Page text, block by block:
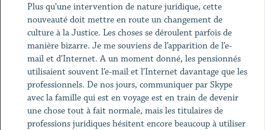
Plus qu’une intervention de nature juridique, cette
nouveauté doit mettre en route un changement de
culture à la Justice. Les choses se déroulent parfois de
manière bizarre. Je me souviens de l’apparition de l’e-
mail et d’Internet. A un moment donné, les pensionnés
utilisaient souvent l’e-mail et l’Internet davantage que les
professionnels. De nos jours, communiquer par Skype
avec la famille qui est en voyage est en train de devenir
une chose tout à fait normale, mais les titulaires de
professions juridiques hésitent encore beaucoup à utiliser